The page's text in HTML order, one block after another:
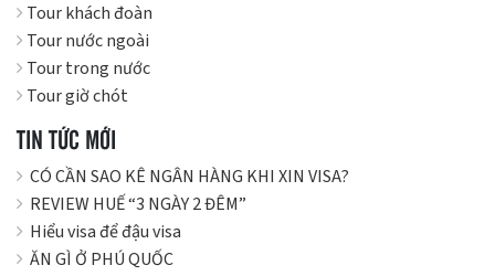
Tour khách đoàn
Tour nước ngoài
Tour trong nước
Tour giờ chót
TIN TỨC MỚI
CÓ CẦN SAO KÊ NGÂN HÀNG KHI XIN VISA?
REVIEW HUẾ “3 NGÀY 2 ĐÊM”
Hiểu visa để đậu visa
ĂN GÌ Ở PHÚ QUỐC